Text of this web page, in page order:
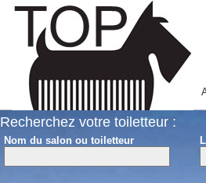
Recherchez votre toiletteur :
Nom du salon ou toiletteur